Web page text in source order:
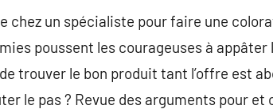
chez un spécialiste pour faire une
poussent les courageuses à appâter
trouver le bon produit tant l’offre est
le pas ? Revue des arguments pour et